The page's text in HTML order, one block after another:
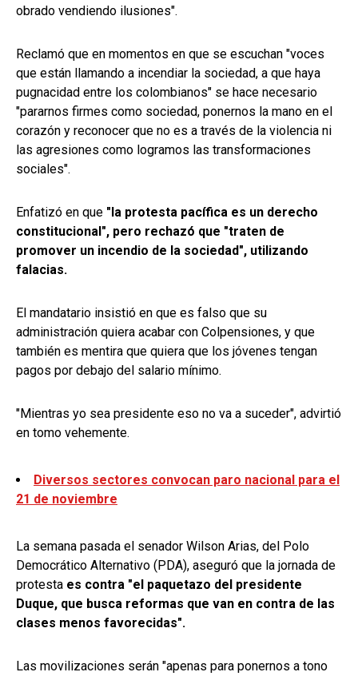
obrado vendiendo ilusiones".
Reclamó que en momentos en que se escuchan "voces
que están llamando a incendiar la sociedad, a que haya
pugnacidad entre los colombianos" se hace necesario
"pararnos firmes como sociedad, ponernos la mano en el
corazón y reconocer que no es a través de la violencia ni
las agresiones como logramos las transformaciones
sociales".
Enfatizó en que "la protesta pacífica es un derecho
constitucional", pero rechazó que "traten de
promover un incendio de la sociedad", utilizando
falacias.
El mandatario insistió en que es falso que su
administración quiera acabar con Colpensiones, y que
también es mentira que quiera que los jóvenes tengan
pagos por debajo del salario mínimo.
"Mientras yo sea presidente eso no va a suceder", advirtió
en tomo vehemente.
Diversos sectores convocan paro nacional para el
21 de noviembre
La semana pasada el senador Wilson Arias, del Polo
Democrático Alternativo (PDA), aseguró que la jornada de
protesta es contra "el paquetazo del presidente
Duque, que busca reformas que van en contra de las
clases menos favorecidas".
Las movilizaciones serán "apenas para ponernos a tono